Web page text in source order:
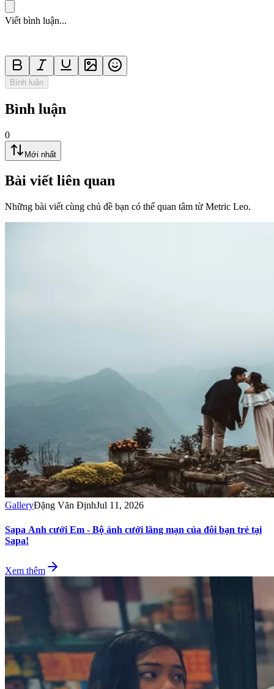
Viết bình luận...
Bình luận
Bình luận
0
Mới nhất
Bài viết liên quan
Những bài viết cùng chủ đề bạn có thể quan tâm từ Metric Leo.
GalleryĐặng Văn ĐịnhJul 11, 2026
Sapa Anh cưới Em - Bộ ảnh cưới lãng mạn của đôi bạn trẻ tại
Sapa!
Xem thêm